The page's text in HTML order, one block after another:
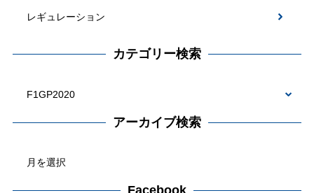
レギュレーション
カテゴリー検索
検
アーカイブ検索
カ